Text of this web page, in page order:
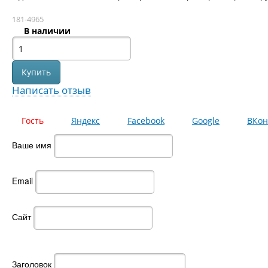
181-4965
В наличии
Написать отзыв
Гость Яндекс Facebook Google
Ваше имя
Email
Сайт
Заголовок